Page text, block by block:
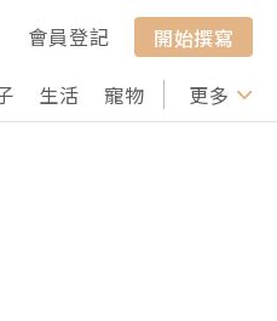
會員登記
開始撰寫
生活 寵物 行山 打卡
更多